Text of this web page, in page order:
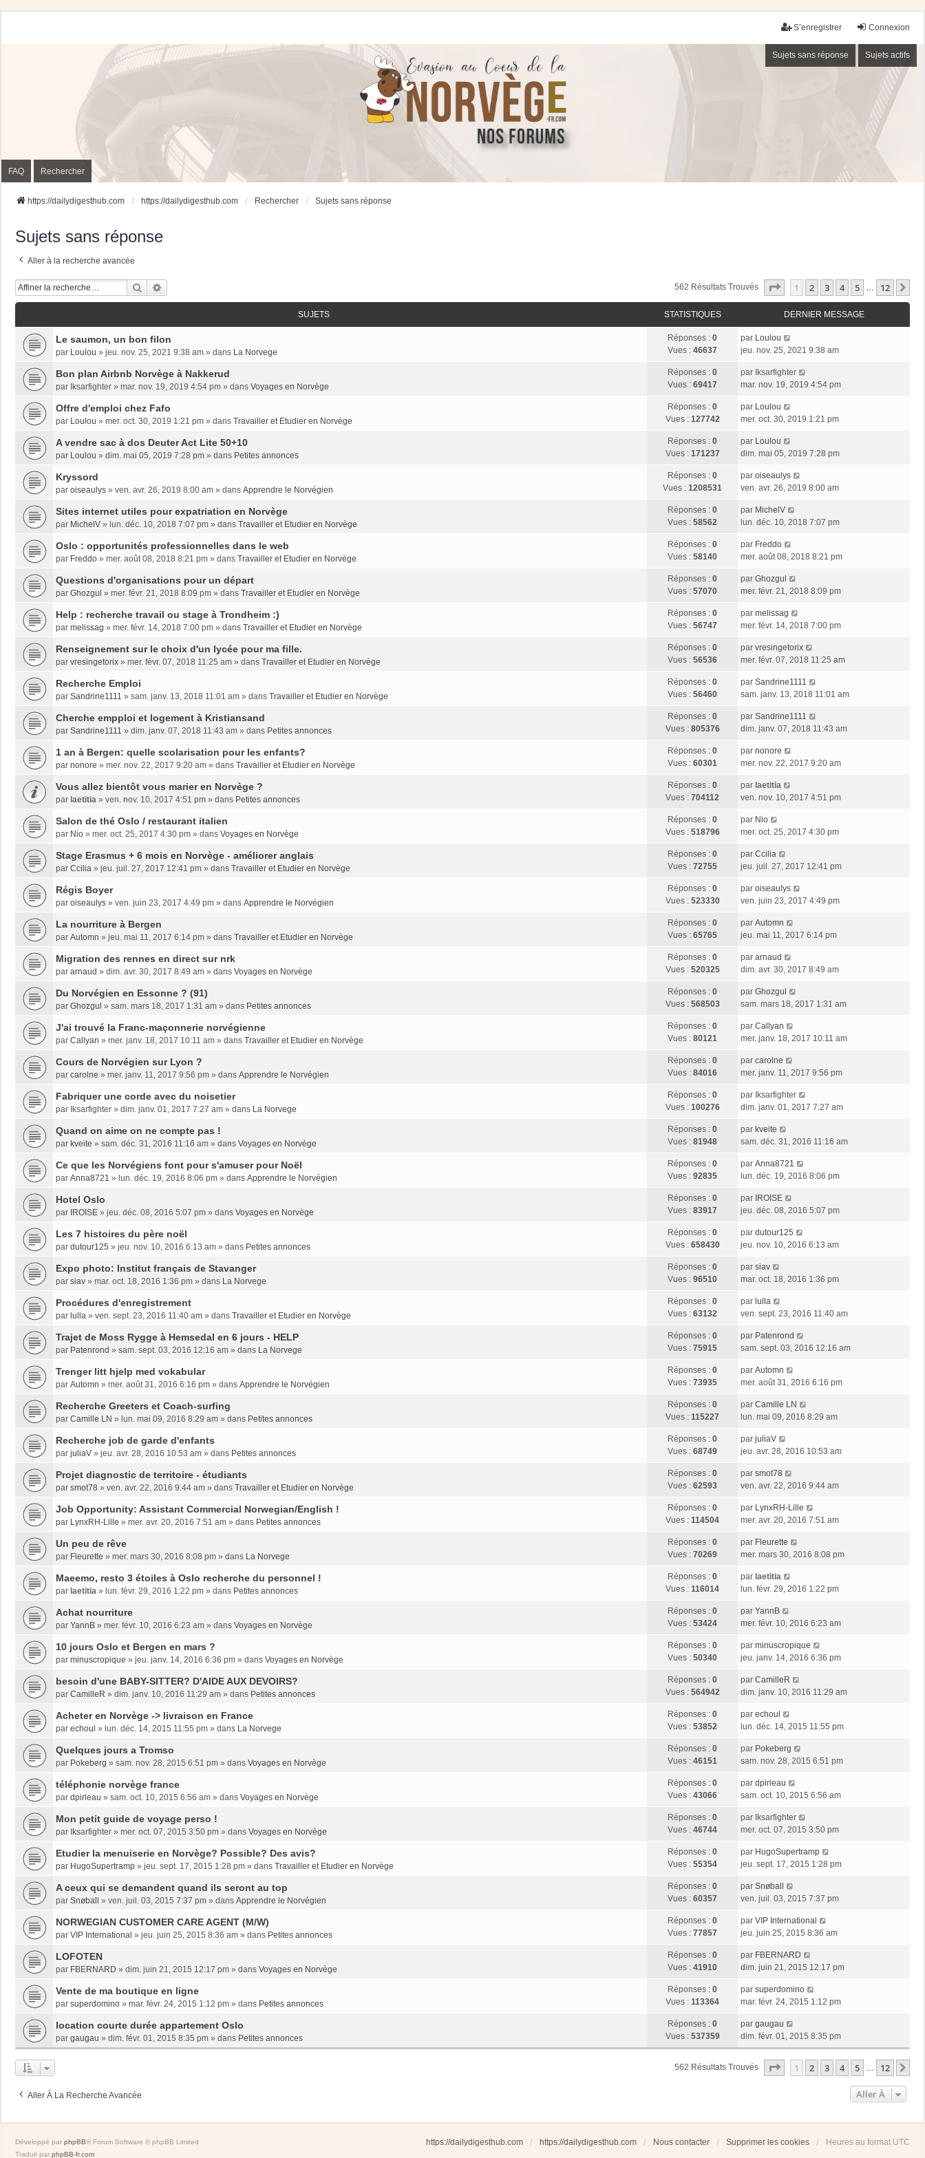
Connexion
S’enregistrer
Sujets sans réponse Sujets actifs
FAQ Rechercher
https://dailydigesthub.com https://dailydigesthub.com Rechercher Sujets sans réponse
Sujets sans réponse
Aller à la recherche avancée
Rechercher 562 Résultats Trouvés Page Sur12
1 2 3 4 5 … 12
SUJETS STATISTIQUES DERNIER MESSAGE
Le saumon, un bon filon
par Loulou » jeu. nov. 25, 2021 9:38 am » dans La Norvege
Réponses : 0
Vues : 46637
par Loulou
jeu. nov. 25, 2021 9:38 am
Bon plan Airbnb Norvège à Nakkerud
par Iksarfighter » mar. nov. 19, 2019 4:54 pm » dans Voyages en Norvège
Réponses : 0
Vues : 69417
par Iksarfighter
mar. nov. 19, 2019 4:54 pm
Offre d'emploi chez Fafo
par Loulou » mer. oct. 30, 2019 1:21 pm » dans Travailler et Etudier en Norvège
Réponses : 0
Vues : 127742
par Loulou
mer. oct. 30, 2019 1:21 pm
A vendre sac à dos Deuter Act Lite 50+10
par Loulou » dim. mai 05, 2019 7:28 pm » dans Petites annonces
Réponses : 0
Vues : 171237
par Loulou
dim. mai 05, 2019 7:28 pm
Kryssord
par oiseaulys » ven. avr. 26, 2019 8:00 am » dans Apprendre le Norvégien
Réponses : 0
Vues : 1208531
par oiseaulys
ven. avr. 26, 2019 8:00 am
Sites internet utiles pour expatriation en Norvège
par MichelV » lun. déc. 10, 2018 7:07 pm » dans Travailler et Etudier en Norvège
Réponses : 0
Vues : 58562
par MichelV
lun. déc. 10, 2018 7:07 pm
Oslo : opportunités professionnelles dans le web
par Freddo » mer. août 08, 2018 8:21 pm » dans Travailler et Etudier en Norvège
Réponses : 0
Vues : 58140
par Freddo
mer. août 08, 2018 8:21 pm
Questions d'organisations pour un départ
par Ghozgul » mer. févr. 21, 2018 8:09 pm » dans Travailler et Etudier en Norvège
Réponses : 0
Vues : 57070
par Ghozgul
mer. févr. 21, 2018 8:09 pm
Help : recherche travail ou stage à Trondheim :)
par melissag » mer. févr. 14, 2018 7:00 pm » dans Travailler et Etudier en Norvège
Réponses : 0
Vues : 56747
par melissag
mer. févr. 14, 2018 7:00 pm
Renseignement sur le choix d'un lycée pour ma fille.
par vresingetorix » mer. févr. 07, 2018 11:25 am » dans Travailler et Etudier en Norvège
Réponses : 0
Vues : 56536
par vresingetorix
mer. févr. 07, 2018 11:25 am
Recherche Emploi
par Sandrine1111 » sam. janv. 13, 2018 11:01 am » dans Travailler et Etudier en Norvège
Réponses : 0
Vues : 56460
par Sandrine1111
sam. janv. 13, 2018 11:01 am
Cherche empploi et logement à Kristiansand
par Sandrine1111 » dim. janv. 07, 2018 11:43 am » dans Petites annonces
Réponses : 0
Vues : 805376
par Sandrine1111
dim. janv. 07, 2018 11:43 am
1 an à Bergen: quelle scolarisation pour les enfants?
par nonore » mer. nov. 22, 2017 9:20 am » dans Travailler et Etudier en Norvège
Réponses : 0
Vues : 60301
par nonore
mer. nov. 22, 2017 9:20 am
Vous allez bientôt vous marier en Norvège ?
par laetitia » ven. nov. 10, 2017 4:51 pm » dans Petites annonces
Réponses : 0
Vues : 704112
par laetitia
ven. nov. 10, 2017 4:51 pm
Salon de thé Oslo / restaurant italien
par Nio » mer. oct. 25, 2017 4:30 pm » dans Voyages en Norvège
Réponses : 0
Vues : 518796
par Nio
mer. oct. 25, 2017 4:30 pm
Stage Erasmus + 6 mois en Norvège - améliorer anglais
par Ccilia » jeu. juil. 27, 2017 12:41 pm » dans Travailler et Etudier en Norvège
Réponses : 0
Vues : 72755
par Ccilia
jeu. juil. 27, 2017 12:41 pm
Régis Boyer
par oiseaulys » ven. juin 23, 2017 4:49 pm » dans Apprendre le Norvégien
Réponses : 0
Vues : 523330
par oiseaulys
ven. juin 23, 2017 4:49 pm
La nourriture à Bergen
par Automn » jeu. mai 11, 2017 6:14 pm » dans Travailler et Etudier en Norvège
Réponses : 0
Vues : 65765
par Automn
jeu. mai 11, 2017 6:14 pm
Migration des rennes en direct sur nrk
par arnaud » dim. avr. 30, 2017 8:49 am » dans Voyages en Norvège
Réponses : 0
Vues : 520325
par arnaud
dim. avr. 30, 2017 8:49 am
Du Norvégien en Essonne ? (91)
par Ghozgul » sam. mars 18, 2017 1:31 am » dans Petites annonces
Réponses : 0
Vues : 568503
par Ghozgul
sam. mars 18, 2017 1:31 am
J'ai trouvé la Franc-maçonnerie norvégienne
par Callyan » mer. janv. 18, 2017 10:11 am » dans Travailler et Etudier en Norvège
Réponses : 0
Vues : 80121
par Callyan
mer. janv. 18, 2017 10:11 am
Cours de Norvégien sur Lyon ?
par carolne » mer. janv. 11, 2017 9:56 pm » dans Apprendre le Norvégien
Réponses : 0
Vues : 84016
par carolne
mer. janv. 11, 2017 9:56 pm
Fabriquer une corde avec du noisetier
par Iksarfighter » dim. janv. 01, 2017 7:27 am » dans La Norvege
Réponses : 0
Vues : 100276
par Iksarfighter
dim. janv. 01, 2017 7:27 am
Quand on aime on ne compte pas !
par kveite » sam. déc. 31, 2016 11:16 am » dans Voyages en Norvège
Réponses : 0
Vues : 81948
par kveite
sam. déc. 31, 2016 11:16 am
Ce que les Norvégiens font pour s'amuser pour Noël
par Anna8721 » lun. déc. 19, 2016 8:06 pm » dans Apprendre le Norvégien
Réponses : 0
Vues : 92835
par Anna8721
lun. déc. 19, 2016 8:06 pm
Hotel Oslo
par IROISE » jeu. déc. 08, 2016 5:07 pm » dans Voyages en Norvège
Réponses : 0
Vues : 83917
par IROISE
jeu. déc. 08, 2016 5:07 pm
Les 7 histoires du père noël
par dutour125 » jeu. nov. 10, 2016 6:13 am » dans Petites annonces
Réponses : 0
Vues : 658430
par dutour125
jeu. nov. 10, 2016 6:13 am
Expo photo: Institut français de Stavanger
par siav » mar. oct. 18, 2016 1:36 pm » dans La Norvege
Réponses : 0
Vues : 96510
par siav
mar. oct. 18, 2016 1:36 pm
Procédures d'enregistrement
par lulla » ven. sept. 23, 2016 11:40 am » dans Travailler et Etudier en Norvège
Réponses : 0
Vues : 63132
par lulla
ven. sept. 23, 2016 11:40 am
Trajet de Moss Rygge à Hemsedal en 6 jours - HELP
par Patenrond » sam. sept. 03, 2016 12:16 am » dans La Norvege
Réponses : 0
Vues : 75915
par Patenrond
sam. sept. 03, 2016 12:16 am
Trenger litt hjelp med vokabular
par Automn » mer. août 31, 2016 6:16 pm » dans Apprendre le Norvégien
Réponses : 0
Vues : 73935
par Automn
mer. août 31, 2016 6:16 pm
Recherche Greeters et Coach-surfing
par Camille LN » lun. mai 09, 2016 8:29 am » dans Petites annonces
Réponses : 0
Vues : 115227
par Camille LN
lun. mai 09, 2016 8:29 am
Recherche job de garde d'enfants
par juliaV » jeu. avr. 28, 2016 10:53 am » dans Petites annonces
Réponses : 0
Vues : 68749
par juliaV
jeu. avr. 28, 2016 10:53 am
Projet diagnostic de territoire - étudiants
par smot78 » ven. avr. 22, 2016 9:44 am » dans Travailler et Etudier en Norvège
Réponses : 0
Vues : 62593
par smot78
ven. avr. 22, 2016 9:44 am
Job Opportunity: Assistant Commercial Norwegian/English !
par LynxRH-Lille » mer. avr. 20, 2016 7:51 am » dans Petites annonces
Réponses : 0
Vues : 114504
par LynxRH-Lille
mer. avr. 20, 2016 7:51 am
Un peu de rêve
par Fleurette » mer. mars 30, 2016 8:08 pm » dans La Norvege
Réponses : 0
Vues : 70269
par Fleurette
mer. mars 30, 2016 8:08 pm
Maeemo, resto 3 étoiles à Oslo recherche du personnel !
par laetitia » lun. févr. 29, 2016 1:22 pm » dans Petites annonces
Réponses : 0
Vues : 116014
par laetitia
lun. févr. 29, 2016 1:22 pm
Achat nourriture
par YannB » mer. févr. 10, 2016 6:23 am » dans Voyages en Norvège
Réponses : 0
Vues : 53424
par YannB
mer. févr. 10, 2016 6:23 am
10 jours Oslo et Bergen en mars ?
par minuscropique » jeu. janv. 14, 2016 6:36 pm » dans Voyages en Norvège
Réponses : 0
Vues : 50340
par minuscropique
jeu. janv. 14, 2016 6:36 pm
besoin d'une BABY-SITTER? D'AIDE AUX DEVOIRS?
par CamilleR » dim. janv. 10, 2016 11:29 am » dans Petites annonces
Réponses : 0
Vues : 564942
par CamilleR
dim. janv. 10, 2016 11:29 am
Acheter en Norvège -> livraison en France
par echoul » lun. déc. 14, 2015 11:55 pm » dans La Norvege
Réponses : 0
Vues : 53852
par echoul
lun. déc. 14, 2015 11:55 pm
Quelques jours a Tromso
par Pokeberg » sam. nov. 28, 2015 6:51 pm » dans Voyages en Norvège
Réponses : 0
Vues : 46151
par Pokeberg
sam. nov. 28, 2015 6:51 pm
téléphonie norvège france
par dpirleau » sam. oct. 10, 2015 6:56 am » dans Voyages en Norvège
Réponses : 0
Vues : 43066
par dpirleau
sam. oct. 10, 2015 6:56 am
Mon petit guide de voyage perso !
par Iksarfighter » mer. oct. 07, 2015 3:50 pm » dans Voyages en Norvège
Réponses : 0
Vues : 46744
par Iksarfighter
mer. oct. 07, 2015 3:50 pm
Etudier la menuiserie en Norvège? Possible? Des avis?
par HugoSupertramp » jeu. sept. 17, 2015 1:28 pm » dans Travailler et Etudier en Norvège
Réponses : 0
Vues : 55354
par HugoSupertramp
jeu. sept. 17, 2015 1:28 pm
A ceux qui se demandent quand ils seront au top
par Snøball » ven. juil. 03, 2015 7:37 pm » dans Apprendre le Norvégien
Réponses : 0
Vues : 60357
par Snøball
ven. juil. 03, 2015 7:37 pm
NORWEGIAN CUSTOMER CARE AGENT (M/W)
par VIP International » jeu. juin 25, 2015 8:36 am » dans Petites annonces
Réponses : 0
Vues : 77857
par VIP International
jeu. juin 25, 2015 8:36 am
LOFOTEN
par FBERNARD » dim. juin 21, 2015 12:17 pm » dans Voyages en Norvège
Réponses : 0
Vues : 41910
par FBERNARD
dim. juin 21, 2015 12:17 pm
Vente de ma boutique en ligne
par superdomino » mar. févr. 24, 2015 1:12 pm » dans Petites annonces
Réponses : 0
Vues : 113364
par superdomino
mar. févr. 24, 2015 1:12 pm
location courte durée appartement Oslo
par gaugau » dim. févr. 01, 2015 8:35 pm » dans Petites annonces
Réponses : 0
Vues : 537359
par gaugau
dim. févr. 01, 2015 8:35 pm
562 Résultats Trouvés Page Sur12
1 2 3 4 5 … 12
Aller À La Recherche Avancée Aller À
https://dailydigesthub.com https://dailydigesthub.com Nous contacter Supprimer les cookies Heures au format UTC
Développé par phpBB® Forum Software © phpBB Limited
Traduit par phpBB-fr.com